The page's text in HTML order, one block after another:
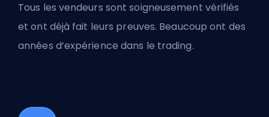
Tous les vendeurs sont soigneusement vérifiés
et ont déjà fait leurs preuves. Beaucoup ont des
années d’expérience dans le trading.